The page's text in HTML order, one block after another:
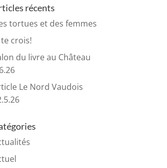
récents
tortues et des femmes
te crois!
du livre au Château
Le Nord Vaudois